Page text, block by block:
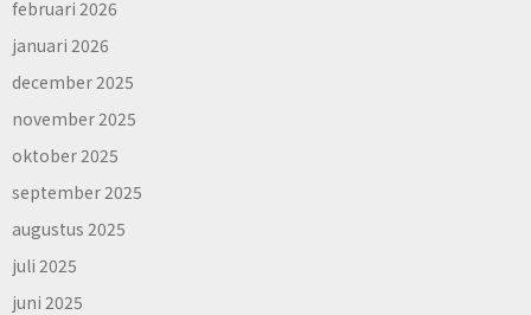
februari 2026
januari 2026
december 2025
november 2025
oktober 2025
september 2025
augustus 2025
juli 2025
juni 2025